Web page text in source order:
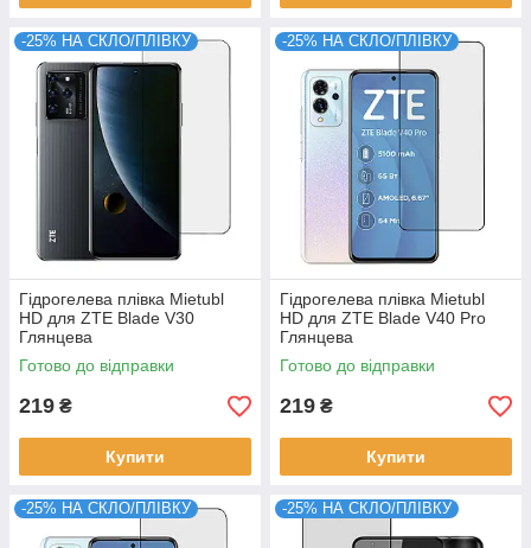
-25% НА СКЛО/ПЛІВКУ
Гідрогелева плівка Mietubl
HD для ZTE Blade V30
Глянцева
Готово до відправки
219 ₴
Купити
-25% НА СКЛО/ПЛІВКУ
Гідрогелева плівка Mietubl
HD для ZTE Blade V40 Pro
Глянцева
Готово до відправки
219 ₴
Купити
-25% НА СКЛО/ПЛІВКУ -25% НА СКЛО/ПЛІВКУ